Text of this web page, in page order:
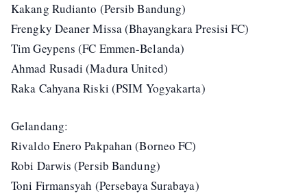
Kakang Rudianto (Persib Bandung)
Frengky Deaner Missa (Bhayangkara Presisi FC)
Tim Geypens (FC Emmen-Belanda)
Ahmad Rusadi (Madura United)
Raka Cahyana Riski (PSIM Yogyakarta)
Gelandang:
Rivaldo Enero Pakpahan (Borneo FC)
Robi Darwis (Persib Bandung)
Toni Firmansyah (Persebaya Surabaya)